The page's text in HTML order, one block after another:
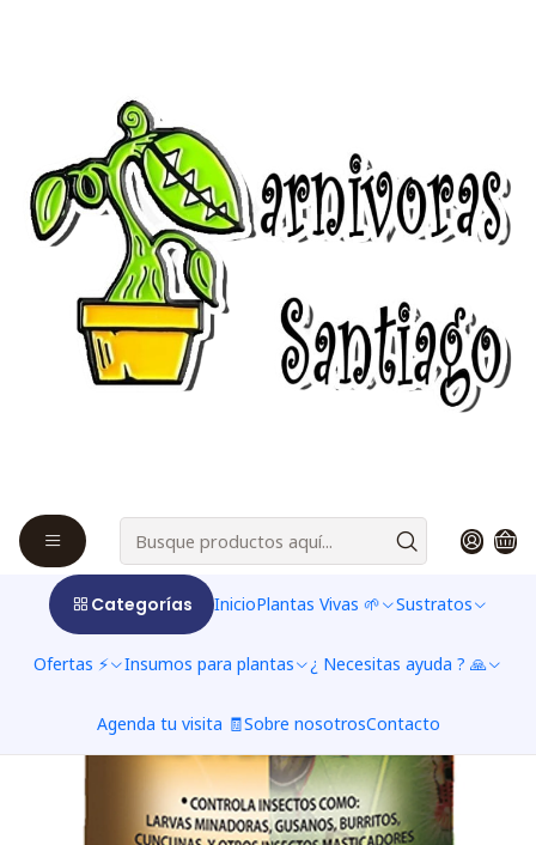
Categorías InicioPlantas Vivas 🌱 Sustratos
Ofertas ⚡ Insumos para plantas ¿ Necesitas ayuda ? 🙏
Agenda tu visita 🧾Sobre nosotrosContacto